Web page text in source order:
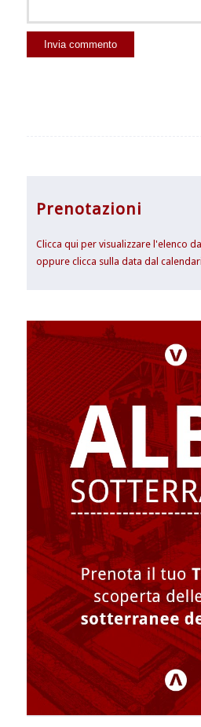
Prenotazioni
Clicca qui per visualizzare l'elenco
oppure clicca sulla data dal